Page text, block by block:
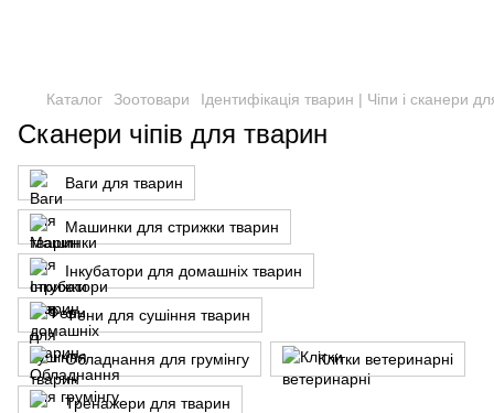
Каталог Зоотовари Ідентифікація тварин | Чіпи і сканери
Сканери чіпів для тварин
Ваги для тварин
Машинки для стрижки тварин
Інкубатори для домашніх тварин
Фени для сушіння тварин
Обладнання для грумінгу Клітки ветеринарні
Тренажери для тварин